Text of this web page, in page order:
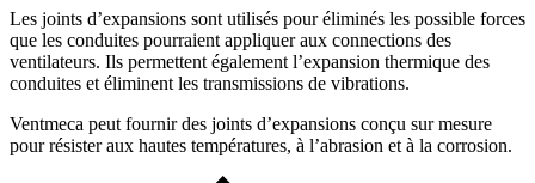
Les joints d’expansions sont utilisés pour éliminés les possible forces
que les conduites pourraient appliquer aux connections des
ventilateurs. Ils permettent également l’expansion thermique des
conduites et éliminent les transmissions de vibrations.
Ventmeca peut fournir des joints d’expansions conçu sur mesure
pour résister aux hautes températures, à l’abrasion et à la corrosion.